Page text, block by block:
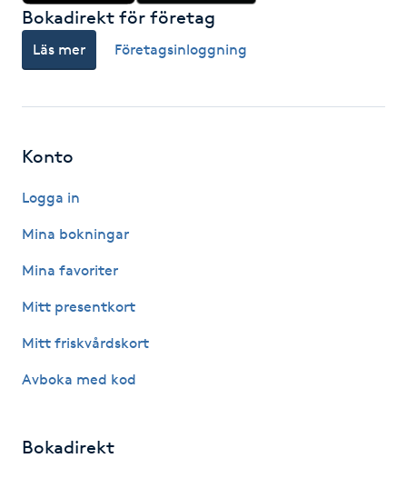
Hyperhidros
Hårbottenbehandling
Hårförlängning
Hälsa
Bokadirekt för företag
Läs mer Företagsinloggning
Konto
Logga in
Mina bokningar
Mina favoriter
Mitt presentkort
Mitt friskvårdskort
Avboka med kod
Bokadirekt